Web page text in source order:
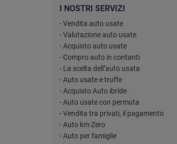
I NOSTRI SERVIZI
- Vendita auto usate
- Valutazione auto usate
- Acquisto auto usate
- Compro auto in contanti
- La scelta dell’auto usata
- Auto usate e truffe
- Acquisto Auto ibride
- Auto usate con permuta
- Vendita tra privati, il pagamento
- Auto km Zero
- Auto per famiglie